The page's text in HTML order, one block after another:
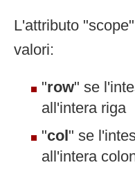
L'attributo
valori:
"row" se
all'intera riga
"col" se
all'intera